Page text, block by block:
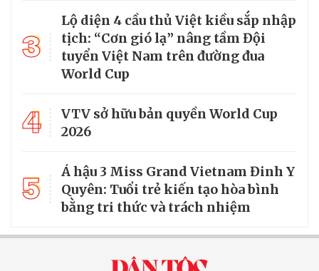
3
Lộ diện 4 cầu thủ Việt kiều sắp nhập
tịch: “Cơn gió lạ” nâng tầm Đội
tuyển Việt Nam trên đường đua
World Cup
4
VTV sở hữu bản quyền World Cup
2026
5
Á hậu 3 Miss Grand Vietnam Đinh Y
Quyên: Tuổi trẻ kiến tạo hòa bình
bằng tri thức và trách nhiệm